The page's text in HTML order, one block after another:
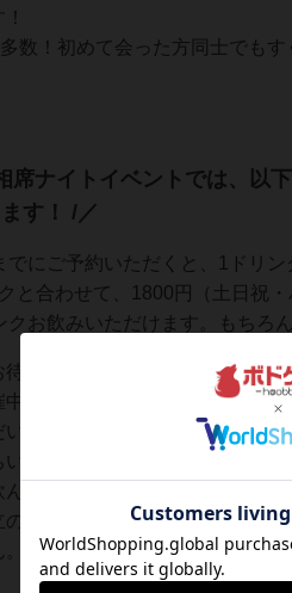
多数！初めて会った方同士でも
席ナイトイベントでは、以
す！ /／
にご予約いただくと、1ドリン
と合わせて、1800円（土日祝
クお飲みいただけます。もちろ
ちいただく間は、料金をいただ
のお時間、お一人でお待ちの間
いたり、気になるゲームのルー
ただけます。
でお待ちになる場合は、飲み物
の際には、パック料金との差額